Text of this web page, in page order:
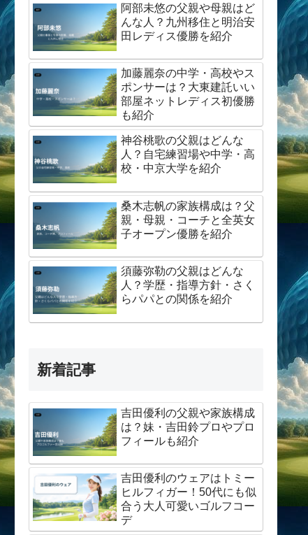
阿部未悠の父親や母親はど
んな人？九州移住と明治安
田レディス優勝を紹介
加藤麗奈の中学・高校やス
ポンサーは？大東建託いい
部屋ネットレディス初優勝
も紹介
神谷桃歌の父親はどんな
人？自宅練習場や中学・高
校・中京大学を紹介
桑木志帆の家族構成は？父
親・母親・コーチと全英女
子オープン優勝を紹介
須藤弥勒の父親はどんな
人？学歴・指導方針・さく
らパパとの関係を紹介
新着記事
吉田優利の父親や家族構成
は？妹・吉田鈴プロやプロ
フィールも紹介
吉田優利のウェアはトミー
ヒルフィガー！50代にも似
合う大人可愛いゴルフコー
デ
×